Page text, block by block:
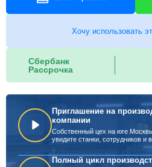
Хочу использовать
Сбербанк
Рассрочка
Приглашение на
компании
Собственный цех на юге
увидите станки, сотрудников и
Полный цикл